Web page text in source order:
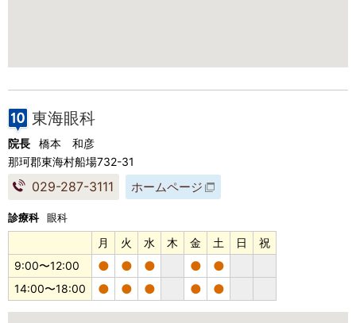
東海眼科
院長
橋本 和彦
那珂郡東海村船場732-31
029-287-3111 ホームページ
診療科 眼科
月 火 水 木 金 土 日
祝
9:00〜12:00
● ● ● ● ●
14:00〜18:00 ● ● ● ● ●